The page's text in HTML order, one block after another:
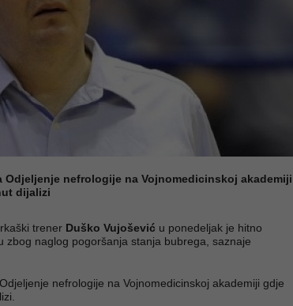
Odjeljenje nefrologije na Vojnomedicinskoj akademiji
dijalizi
trener Duško Vujošević u ponedeljak je hitno
zbog naglog pogoršanja stanja bubrega, saznaje
nefrologije na Vojnomedicinskoj akademiji gdje